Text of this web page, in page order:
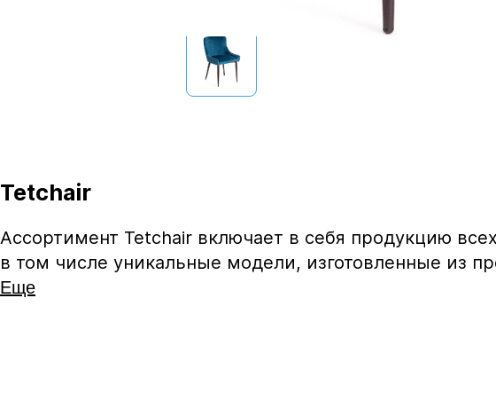
Tetchair
Ассортимент Tetchair включает в себя продукцию
в том числе уникальные модели, изготовленные из
Еще